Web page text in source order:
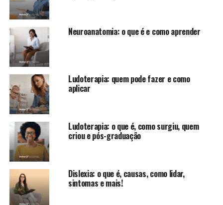
Neuroanatomia: o que é e como aprender
Ludoterapia: quem pode fazer e como
aplicar
Ludoterapia: o que é, como surgiu, quem
criou e pós-graduação
Dislexia: o que é, causas, como lidar,
sintomas e mais!